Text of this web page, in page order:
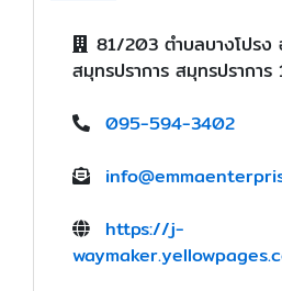
81/203 ตำบลบางโปรง
สมุทรปราการ สมุทรปรากา
095-594-3402
https://j-